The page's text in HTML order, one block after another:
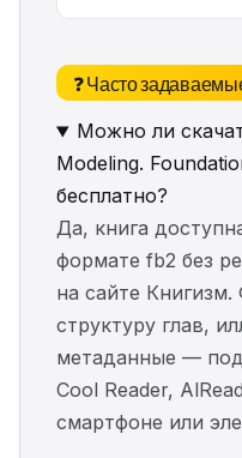
❓ Часто
Можно ли
Modeling.
бесплатно?
Да, книга
формате fb2 без
на сайте Книгизм.
структуру глав,
метаданные —
Cool Reader,
смартфоне или